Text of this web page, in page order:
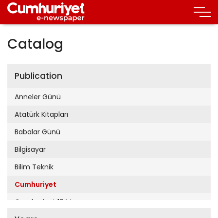
Catalog
Publication
Anneler Günü
Atatürk Kitapları
Babalar Günü
Bilgisayar
Bilim Teknik
Cumhuriyet
Cumhuriyet 19 Mayıs